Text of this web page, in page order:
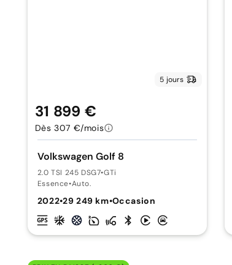
5 jours
Volkswagen Golf 8
2.0 TSI 245 DSG7•GTi
Essence•Auto.
2022•29 249 km•Occasion
31 899 €
Dès 307 €/mois